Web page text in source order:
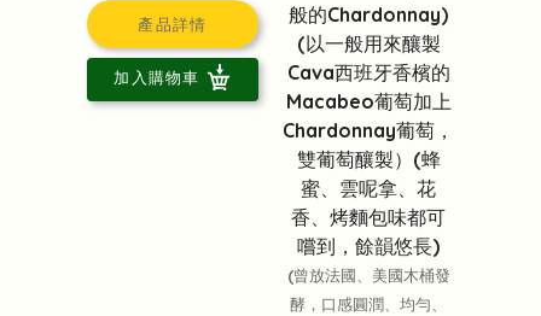
產品詳情
加入購物車
般的Chardonnay)
(以一般用來釀製
Cava西班牙香檳的
Macabeo葡萄加上
Chardonnay葡萄，
雙葡萄釀製）(蜂
蜜、雲呢拿、花
香、烤麵包味都可
嚐到，餘韻悠長)
(曾放法國、美國木桶發
酵，口感圓潤、均勻、